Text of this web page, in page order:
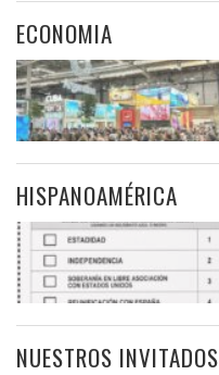
ECONOMIA
HISPANOAMÉRICA
NUESTROS INVITADOS